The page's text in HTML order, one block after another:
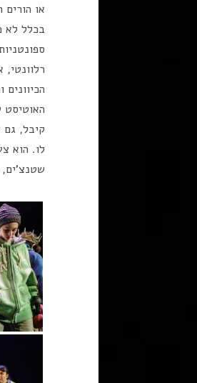
או
בכלל לא
האוטיסט
קיבל, גם